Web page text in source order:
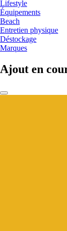
Lifestyle
Équipements
Beach
Entretien physique
Déstockage
Marques
Ajout en